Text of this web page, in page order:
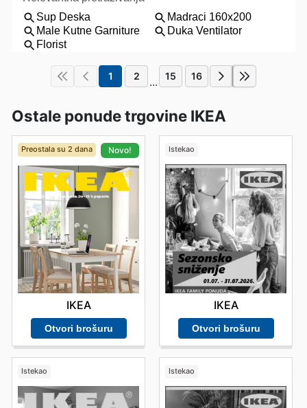
1 2 ... 15 16
Ostale ponude trgovine IKEA
Preostala su 2 dana Novo!
IKEA
Otvori brošuru
Istekao
IKEA
Otvori brošuru
Istekao Istekao